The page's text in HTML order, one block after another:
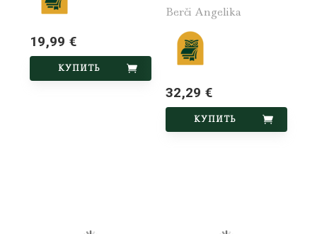
19,99 €
КУПИТЬ
Berči Angelika
32,29 €
КУПИТЬ